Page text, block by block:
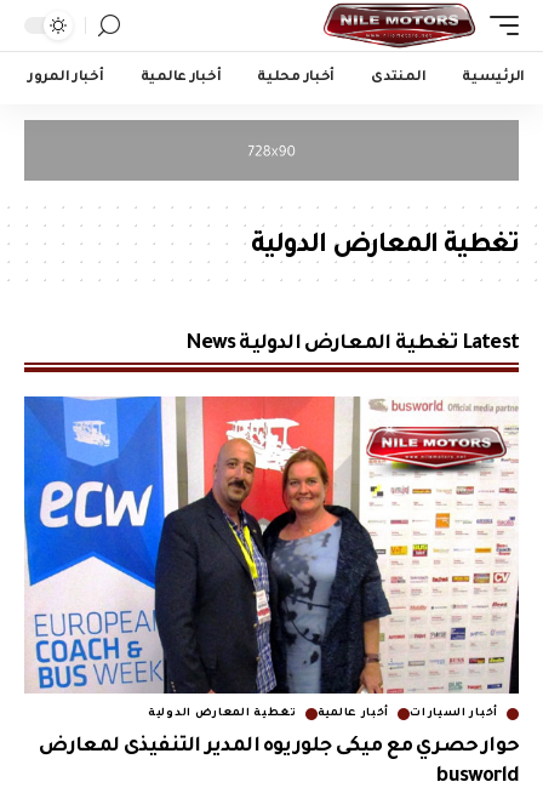
الرئيسية المنتدى أخبار محلية أخبار عالمية أخبار المرور
تغطية المعارض الدولية
Latest تغطية المعارض الدولية News
أخبار السيارات أخبار عالمية تغطية المعارض الدولية
حوار حصري مع ميكى جلوريوه المدير التنفيذى لمعارض
busworld